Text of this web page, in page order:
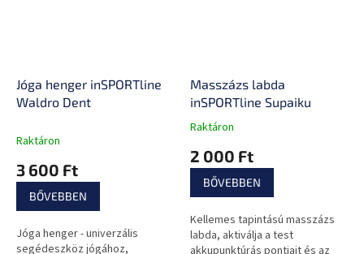
Jóga henger inSPORTline
Waldro Dent
Raktáron
3 600 Ft
BŐVEBBEN
Jóga henger - univerzális
segédeszköz jógához,
Masszázs labda
inSPORTline Supaiku
A
átlagos
értékelése
0,0
csillag.
Raktáron
2 000 Ft
BŐVEBBEN
Kellemes tapintású masszázs
labda, aktiválja a test
akkupunktúrás pontjait és az